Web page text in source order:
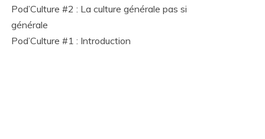
Pod’Culture #2 : La culture générale pas si
générale
Pod’Culture #1 : Introduction